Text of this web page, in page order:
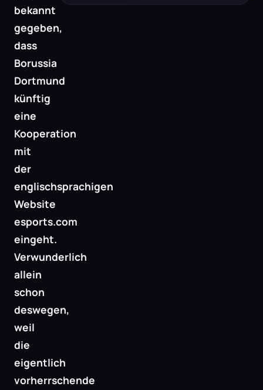
bekannt
gegeben,
dass
Borussia
Dortmund
künftig
eine
Kooperation
mit
der
englischsprachigen
Website
esports.com
eingeht.
Verwunderlich
allein
schon
deswegen,
weil
die
eigentlich
vorherrschende